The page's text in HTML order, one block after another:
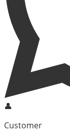
👤
Customer